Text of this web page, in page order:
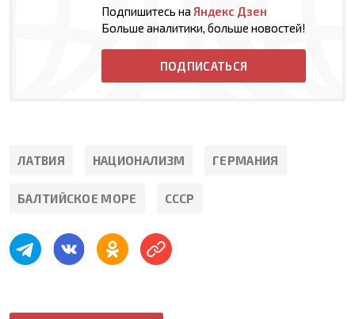
Подпишитесь на Яндекс Дзен
Больше аналитики, больше новостей!
ПОДПИСАТЬСЯ
ЛАТВИЯ НАЦИОНАЛИЗМ ГЕРМАНИЯ
БАЛТИЙСКОЕ МОРЕ СССР